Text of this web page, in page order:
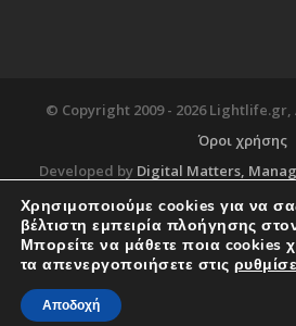
© Copyright 2009 - 2026 Lightlife.gr,
Όροι χρήσης
Developed by Digital Matters,
Blog About Services
Χρησιμοποιούμε cookies για να
βέλτιστη εμπειρία πλοήγησης
Μπορείτε να μάθετε ποια cookies
τα απενεργοποιήσετε στις
Αποδοχή